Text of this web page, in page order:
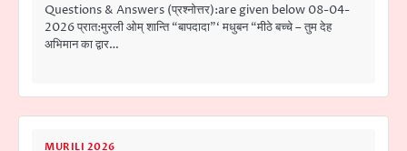
Questions & Answers (प्रश्नोत्तर):are given below 08-04-
2026 प्रात:मुरली ओम् शान्ति “बापदादा”‘ मधुबन “मीठे बच्चे – तुम देह
अभिमान का द्वार…
MURILI 2026